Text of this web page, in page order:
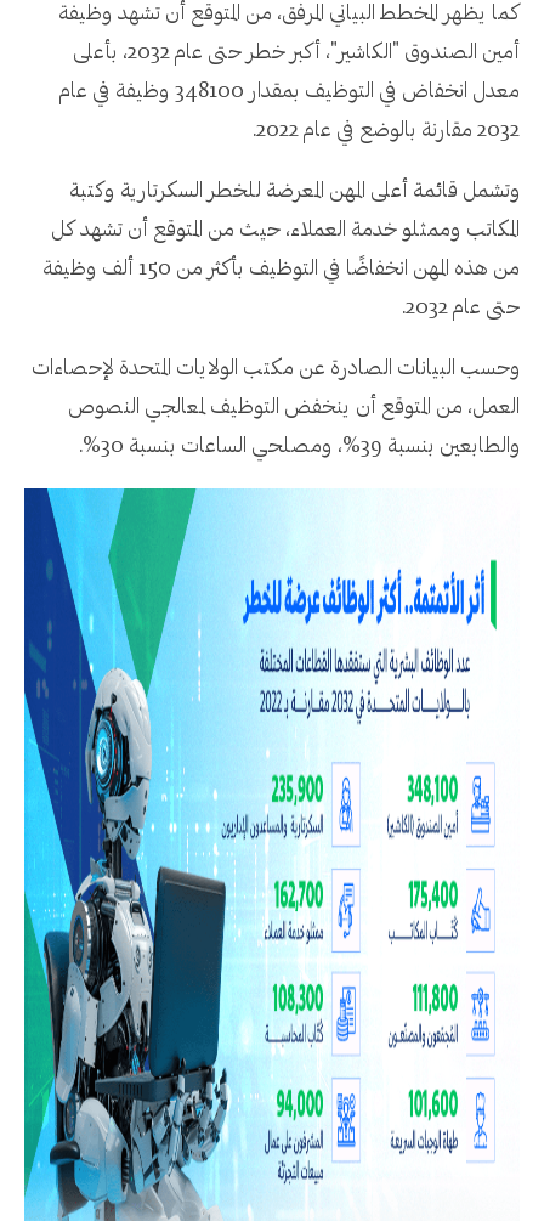
كما يظهر المخطط البياني المرفق، من المتوقع أن تشهد وظيفة
أمين الصندوق "الكاشير"، أكبر خطر حتى عام 2032، بأعلى
معدل انخفاض في التوظيف بمقدار 348100 وظيفة في عام
2032 مقارنة بالوضع في عام 2022.
وتشمل قائمة أعلى المهن المعرضة للخطر السكرتارية وكتبة
المكاتب وممثلو خدمة العملاء، حيث من المتوقع أن تشهد كل
من هذه المهن انخفاضًا في التوظيف بأكثر من 150 ألف وظيفة
حتى عام 2032.
وحسب البيانات الصادرة عن مكتب الولايات المتحدة لإحصاءات
العمل، من المتوقع أن ينخفض التوظيف لمعالجي النصوص
والطابعين بنسبة 39%، ومصلحي الساعات بنسبة 30%.